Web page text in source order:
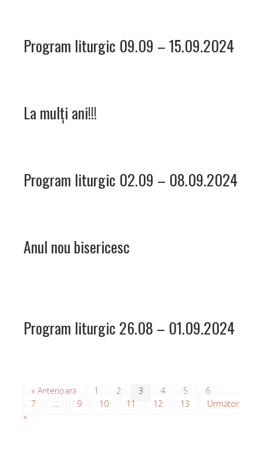
Program liturgic 09.09 – 15.09.2024
La mulți ani!!!
Program liturgic 02.09 – 08.09.2024
Anul nou bisericesc
Program liturgic 26.08 – 01.09.2024
« Anterioară 1 2 3 4 5
6
7
… 9 10 11 12 13
Următor
»